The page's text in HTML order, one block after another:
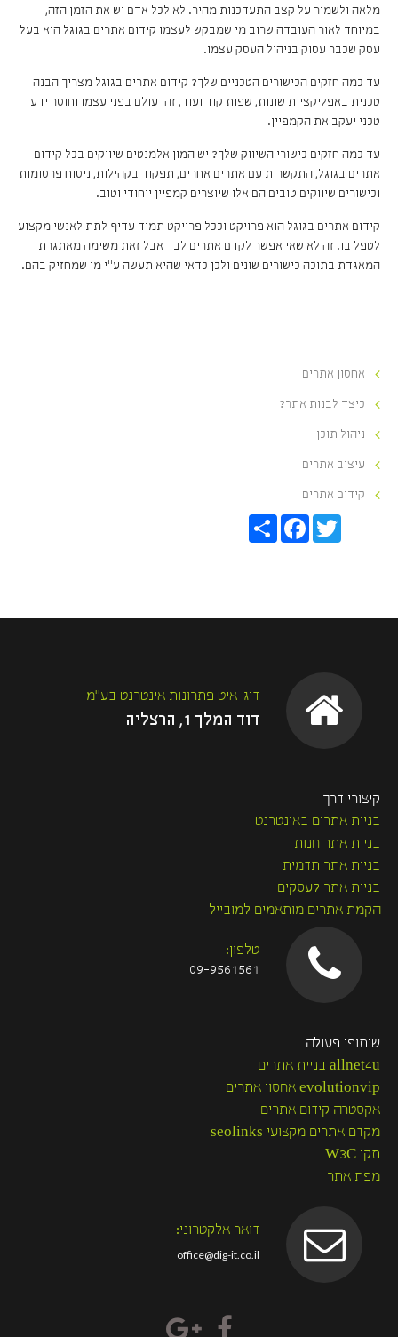
מלאה ולשמור על קצב התעדכנות מהיר. לא לכל אדם יש את הזמן הזה,
במיוחד לאור העובדה שרוב מי שמבקש לעצמו קידום אתרים בגוגל הוא בעל
עסק שכבר עסוק בניהול העסק עצמו.
עד כמה חזקים הכישורים הטכניים שלך? קידום אתרים בגוגל מצריך הבנה
טכנית באפליקציות שונות, שפות קוד ועוד, זהו עולם בפני עצמו וחוסר ידע
טכני יעקב את הקמפיין.
עד כמה חזקים כישורי השיווק שלך? יש המון אלמנטים שיווקים בכל קידום
אתרים בגוגל, התקשרות עם אתרים אחרים, תפקוד בקהילות, ניסוח פרסומות
וכישורים שיווקים טובים הם אלו שיוצרים קמפיין ייחודי וטוב.
קידום אתרים בגוגל הוא פרויקט וככל פרויקט תמיד עדיף לתת לאנשי מקצוע
לטפל בו. זה לא שאי אפשר לקדם אתרים לבד אבל זאת משימה מאתגרת
המאגדת בתוכה כישורים שונים ולכן כדאי שהיא תעשה ע"י מי שמחזיק בהם.
אחסון אתרים
כיצד לבנות אתר?
ניהול תוכן
עיצוב אתרים
קידום אתרים
S
F
a
k
T
w
דיג-איט פתרונות אינטרנט בע"מ
דוד המלך 1, הרצליה
קיצורי דרך
בניית אתרים באינטרנט
בניית אתר חנות
בניית אתר תדמית
בניית אתר לעסקים
הקמת אתרים מותאמים למובייל
טלפון:
09-9561561
שיתופי פעולה
allnet4u בניית אתרים
evolutionvip אחסון אתרים
אקסטרה קידום אתרים
מקדם אתרים מקצועי seolinks
תקן W3C
מפת אתר
דואר אלקטרוני:
office@dig-it.co.il